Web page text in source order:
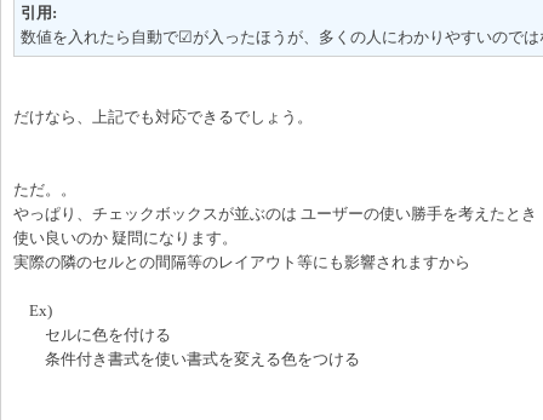
引用:
数値を入れたら自動で☑が入ったほうが、多くの人にわかりやすいので
だけなら、上記でも対応できるでしょう。
ただ。。
やっぱり、チェックボックスが並ぶのは ユーザーの使い勝手を考えたとき
使い良いのか 疑問になります。
実際の隣のセルとの間隔等のレイアウト等にも影響されますから
Ex)
セルに色を付ける
条件付き書式を使い書式を変える色をつける